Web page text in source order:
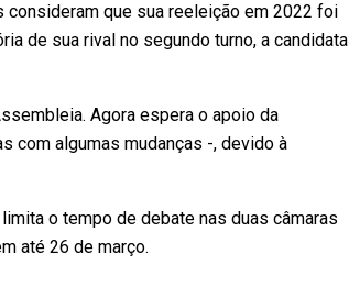
consideram que sua reeleição em 2022 foi
de sua rival no segundo turno, a candidata
Agora espera o apoio da
com algumas mudanças -, devido à
o tempo de debate nas duas câmaras
até 26 de março.